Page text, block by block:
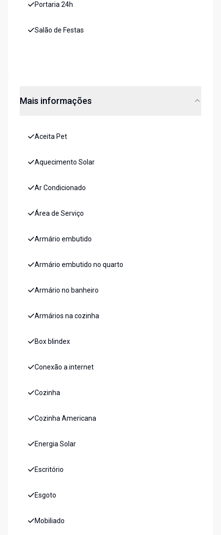
Portaria 24h
Salão de Festas
Mais informações
Aceita Pet
Aquecimento Solar
Ar Condicionado
Área de Serviço
Armário embutido
Armário embutido no quarto
Armário no banheiro
Armários na cozinha
Box blindex
Conexão a internet
Cozinha
Cozinha Americana
Energia Solar
Escritório
Esgoto
Mobiliado